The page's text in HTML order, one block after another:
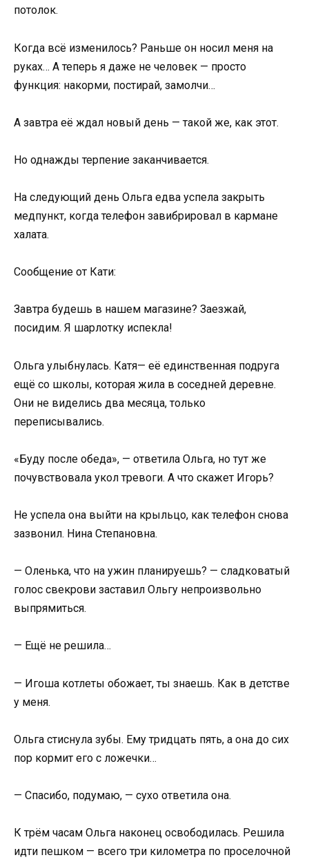
потолок.
Когда всё изменилось? Раньше он носил меня на
руках… А теперь я даже не человек — просто
функция: накорми, постирай, замолчи…
А завтра её ждал новый день — такой же, как этот.
Но однажды терпение заканчивается.
На следующий день Ольга едва успела закрыть
медпункт, когда телефон завибрировал в кармане
халата.
Сообщение от Кати:
Завтра будешь в нашем магазине? Заезжай,
посидим. Я шарлотку испекла!
Ольга улыбнулась. Катя— её единственная подруга
ещё со школы, которая жила в соседней деревне.
Они не виделись два месяца, только
переписывались.
«Буду после обеда», — ответила Ольга, но тут же
почувствовала укол тревоги. А что скажет Игорь?
Не успела она выйти на крыльцо, как телефон снова
зазвонил. Нина Степановна.
— Оленька, что на ужин планируешь? — сладковатый
голос свекрови заставил Ольгу непроизвольно
выпрямиться.
— Ещё не решила…
— Игоша котлеты обожает, ты знаешь. Как в детстве
у меня.
Ольга стиснула зубы. Ему тридцать пять, а она до сих
пор кормит его с ложечки…
— Спасибо, подумаю, — сухо ответила она.
К трём часам Ольга наконец освободилась. Решила
идти пешком — всего три километра по проселочной